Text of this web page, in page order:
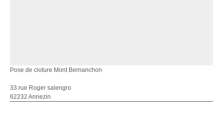
Pose de cloture Mont Bernanchon
33 rue Roger salengro
62232 Annezin